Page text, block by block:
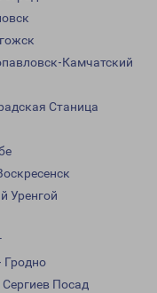
Камчатский
Станица
Уренгой
Гродно
Посад